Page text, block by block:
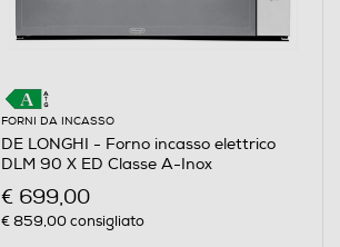
FORNI DA INCASSO
DE LONGHI - Forno incasso elettrico
DLM 90 X ED Classe A-Inox
€ 699,00
€ 859,00consigliato